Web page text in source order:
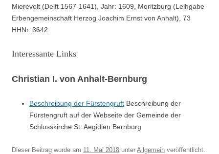
Mierevelt (Delft 1567-1641), Jahr: 1609, Moritzburg (Leihgabe
Erbengemeinschaft Herzog Joachim Ernst von Anhalt), 73
HHNr. 3642
Interessante Links
Christian I. von Anhalt-Bernburg
Beschreibung der Fürstengruft Beschreibung der
Fürstengruft auf der Webseite der Gemeinde der
Schlosskirche St. Aegidien Bernburg
Dieser Beitrag wurde am 11. Mai 2018 unter Allgemein veröffentlicht.